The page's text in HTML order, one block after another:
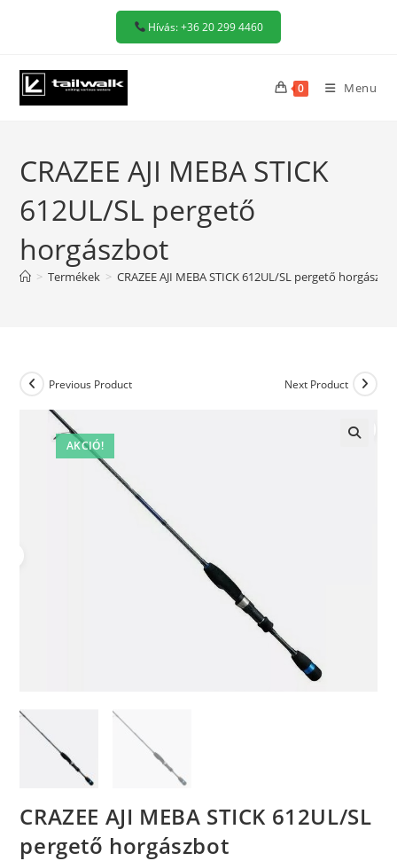
Hívás: +36 20 299 4460
0 Menu
CRAZEE AJI MEBA STICK
612UL/SL pergető
horgászbot
> Termékek > CRAZEE AJI MEBA STICK 612UL/SL pergető
AKCIÓ!
Previous Product Next Product
CRAZEE AJI MEBA STICK 612UL/SL
pergető horgászbot